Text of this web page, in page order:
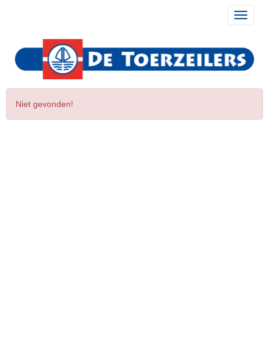
Toggle
Niet gevonden!